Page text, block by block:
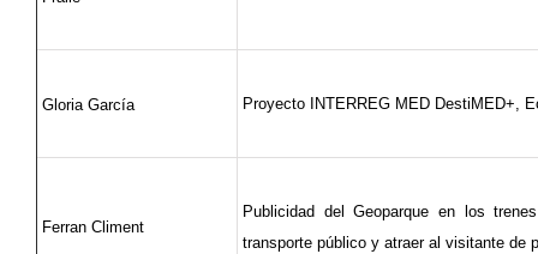
Gloria García Proyecto INTERREG MED DestiMED+,
Ferran Climent
Publicidad del Geoparque en los
transporte público y atraer al visitante de